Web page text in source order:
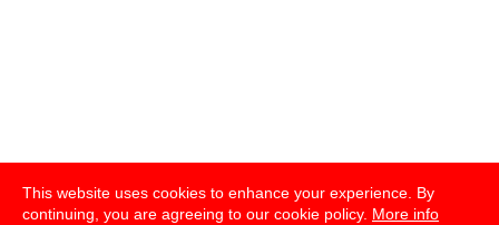
This website uses cookies to enhance your experience. By
continuing, you are agreeing to our cookie policy. More info